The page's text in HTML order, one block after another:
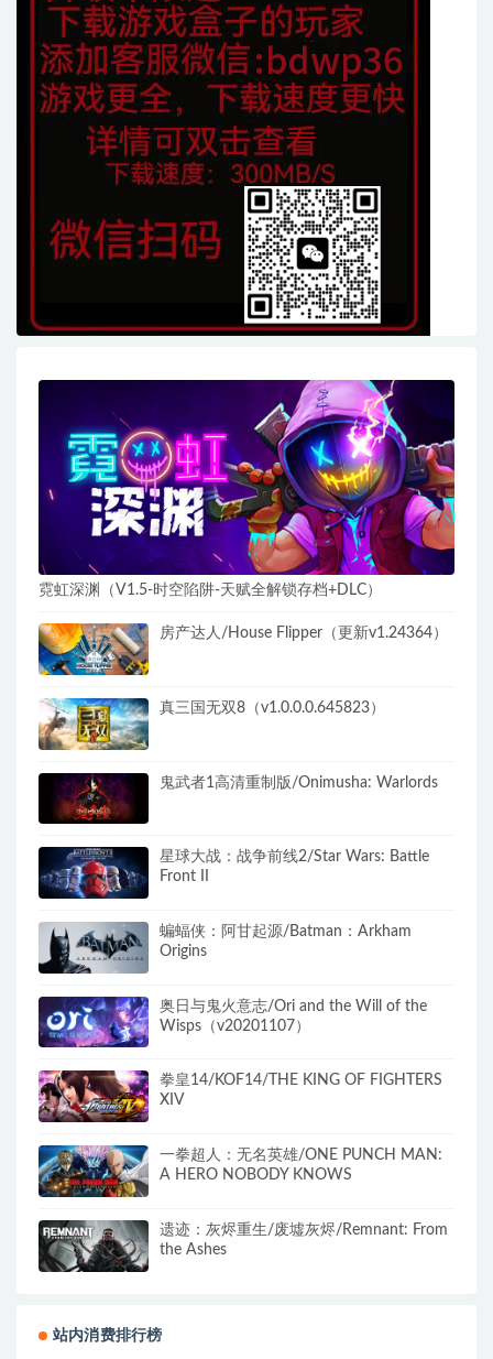
霓虹深渊（V1.5-时空陷阱-天赋全解锁存档+DLC）
房产达人/House Flipper（更新v1.24364）
真三国无双8（v1.0.0.0.645823）
鬼武者1高清重制版​/Onimusha: Warlords
星球大战：战争前线2/Star Wars: Battle
Front II
蝙蝠侠：阿甘起源/Batman：Arkham
Origins
奥日与鬼火意志/Ori and the Will of the
Wisps（v20201107）
拳皇14/KOF14/THE KING OF FIGHTERS
XIV
一拳超人：无名英雄/ONE PUNCH MAN:
A HERO NOBODY KNOWS
遗迹：灰烬重生/废墟灰烬/Remnant: From
the Ashes
站内消费排行榜